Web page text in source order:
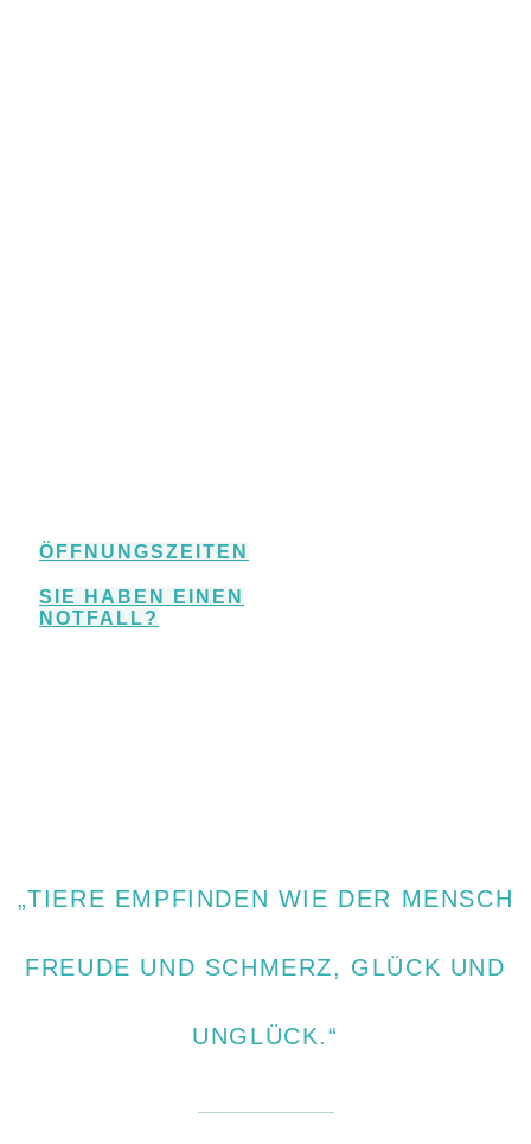
ÖFFNUNGSZEITEN
SIE HABEN EINEN
NOTFALL?
„TIERE EMPFINDEN WIE DER MENSCH
FREUDE UND SCHMERZ, GLÜCK UND
UNGLÜCK.“